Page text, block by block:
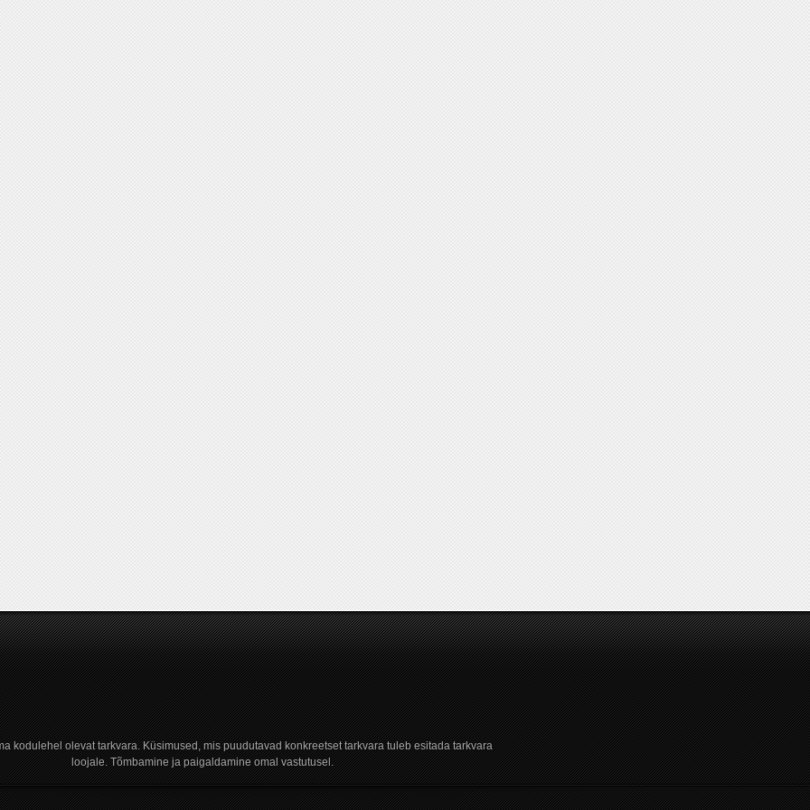
kodulehel olevat tarkvara. Küsimused, mis puudutavad konkreetset tarkvara tuleb esitada tarkvara
loojale. Tõmbamine ja paigaldamine omal vastutusel.